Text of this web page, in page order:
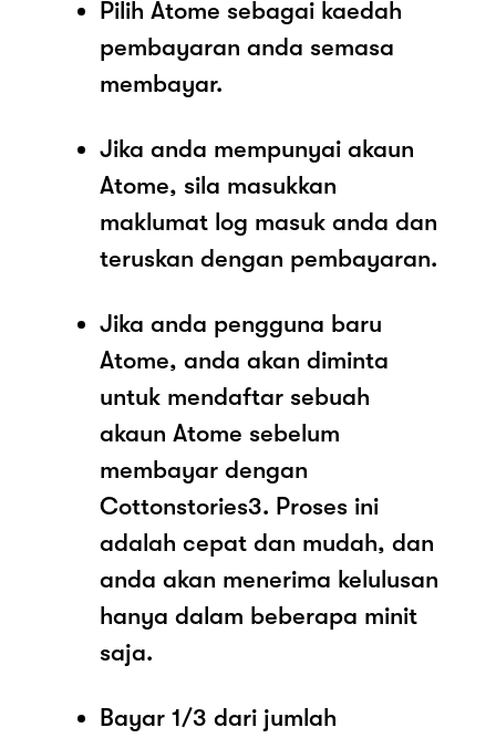
Pilih Atome sebagai kaedah
pembayaran anda semasa
membayar.
Jika anda mempunyai akaun
Atome, sila masukkan
maklumat log masuk anda dan
teruskan dengan pembayaran.
Jika anda pengguna baru
Atome, anda akan diminta
untuk mendaftar sebuah
akaun Atome sebelum
membayar dengan
Cottonstories3. Proses ini
adalah cepat dan mudah, dan
anda akan menerima kelulusan
hanya dalam beberapa minit
saja.
Bayar 1/3 dari jumlah